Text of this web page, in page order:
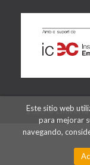
2026 ©Llibreria
Este sitio web
para mejorar
navegando,